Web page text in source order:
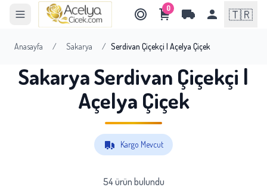
0 🇹🇷
Anasayfa / Sakarya / Serdivan Çiçekçi | Açelya Çiçek
Sakarya Serdivan Çiçekçi |
Açelya Çiçek
Kargo Mevcut
54 ürün bulundu